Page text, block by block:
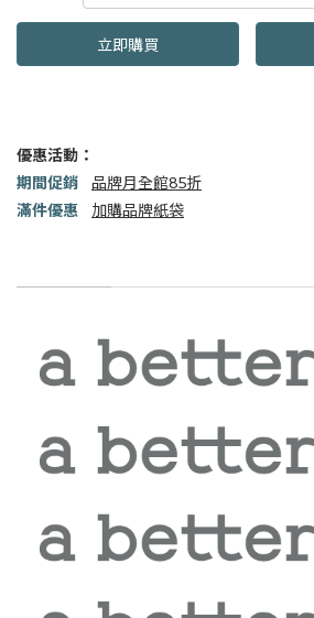
立即購買
優惠活動：
期間促銷 品牌月全館85折
滿件優惠 加購品牌紙袋